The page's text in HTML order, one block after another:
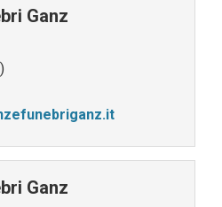
Ganz
Ganz